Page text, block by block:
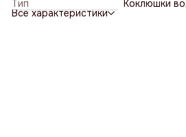
производства — КНР.
Тип
Коклюшки
Все характеристики